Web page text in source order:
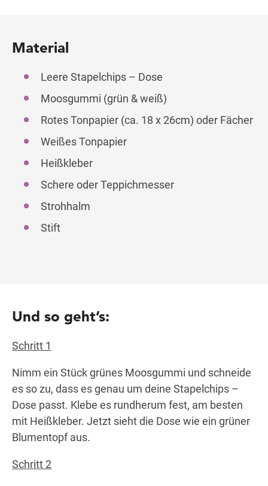
Material
Leere Stapelchips – Dose
Moosgummi (grün & weiß)
Rotes Tonpapier (ca. 18 x 26cm) oder Fächer
Weißes Tonpapier
Heißkleber
Schere oder Teppichmesser
Strohhalm
Stift
Und so geht’s:
Schritt 1
Nimm ein Stück grünes Moosgummi und schneide
es so zu, dass es genau um deine Stapelchips –
Dose passt. Klebe es rundherum fest, am besten
mit Heißkleber. Jetzt sieht die Dose wie ein grüner
Blumentopf aus.
Schritt 2